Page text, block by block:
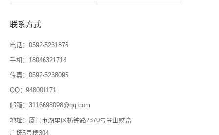
联系方式
电话：0592-5231876
手机：18046321714
传真：0592-5238095
QQ：948001171
邮箱：3116698098@qq.com
地址：厦门市湖里区枋钟路2370号金山财富
广场5号楼304